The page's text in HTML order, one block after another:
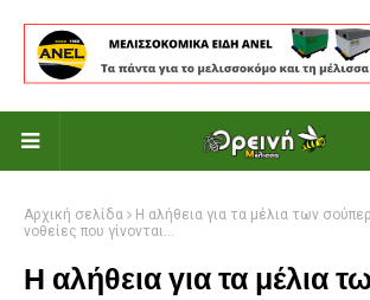
Αρχική σελίδα
Η αλήθεια για τα μέλια των
νοθείες που γίνονται...
Η αλήθεια για τα μέλια